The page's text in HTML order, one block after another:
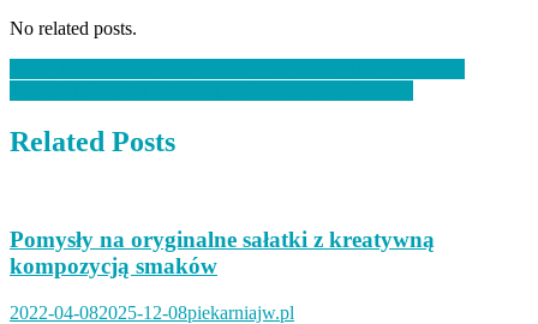
No related posts.
Nawigacja
wpisu
Related Posts
Pomysły na oryginalne sałatki z kreatywną
kompozycją smaków
2022-04-082025-12-08piekarniajw.pl